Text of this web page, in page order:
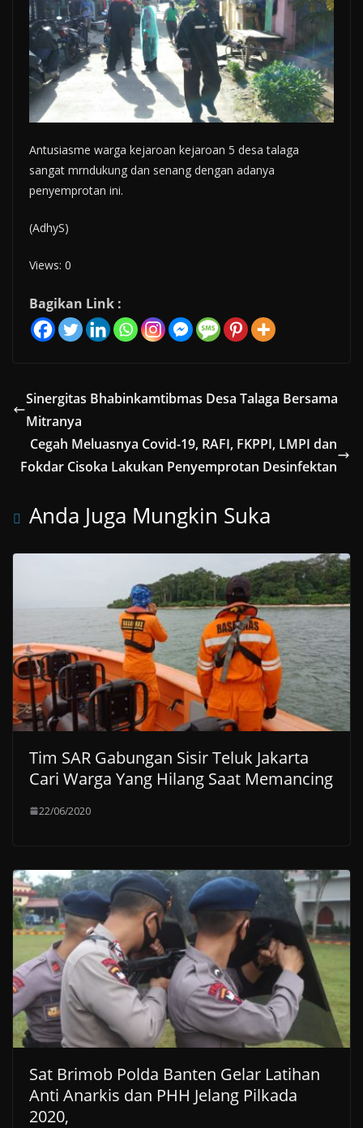
Antusiasme warga kejaroan kejaroan 5 desa talaga
sangat mrndukung dan senang dengan adanya
penyemprotan ini.
(AdhyS)
Views: 0
Bagikan Link :
Sinergitas Bhabinkamtibmas Desa Talaga Bersama
Mitranya
Cegah Meluasnya Covid-19, RAFI, FKPPI, LMPI dan
Fokdar Cisoka Lakukan Penyemprotan Desinfektan
Anda Juga Mungkin Suka
Tim SAR Gabungan Sisir Teluk Jakarta
Cari Warga Yang Hilang Saat Memancing
22/06/2020
Sat Brimob Polda Banten Gelar Latihan
Anti Anarkis dan PHH Jelang Pilkada
2020,